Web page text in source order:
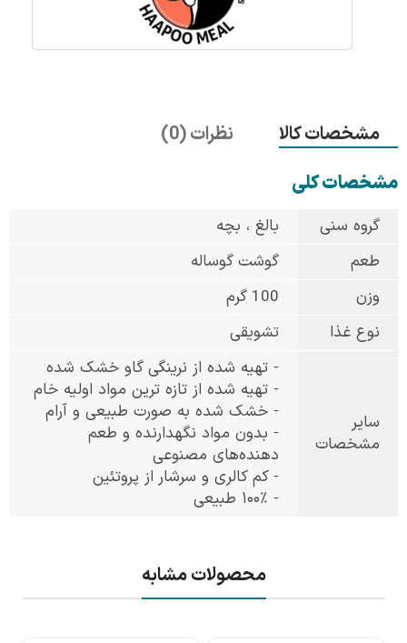
مشخصات کالا
نظرات (0)
مشخصات کلی
گروه سنی
بالغ ، بچه
طعم
گوشت گوساله
وزن
100 گرم
نوع غذا
تشویقی
سایر
مشخصات
- تهیه شده از نرینگی گاو خشک شده
- تهیه شده از تازه ترین مواد اولیه خام
- خشک شده به صورت طبیعی و آرام
- بدون مواد نگهدارنده و طعم
دهنده‌های مصنوعی
- کم کالری و سرشار از پروتئین
- ۱۰۰٪ طبیعی
محصولات مشابه